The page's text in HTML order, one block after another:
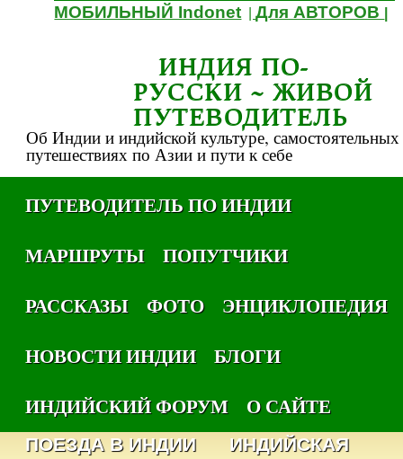
МОБИЛЬНЫЙ Indonet |Для АВТОРОВ
ИНДИЯ ПО-
РУССКИ ~ ЖИВОЙ
ПУТЕВОДИТЕЛЬ
Об Индии и индийской культуре, самостоятельных
путешествиях по Азии и пути к себе
ПУТЕВОДИТЕЛЬ ПО ИНДИИ
МАРШРУТЫ
ПОПУТЧИКИ
РАССКАЗЫ
ФОТО
ЭНЦИКЛОПЕДИЯ
НОВОСТИ ИНДИИ
БЛОГИ
ИНДИЙСКИЙ ФОРУМ
О САЙТЕ
ПОЕЗДА В ИНДИИ
ИНДИЙСКАЯ